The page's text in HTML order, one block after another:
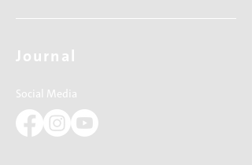
Journal
Social Media